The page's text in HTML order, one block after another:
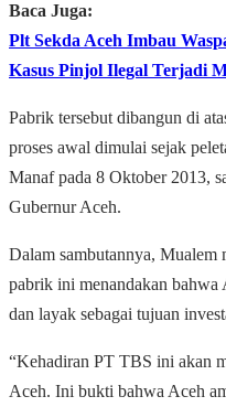
Baca Juga:
Plt Sekda Aceh Imbau
Kasus Pinjol Ilegal Terjadi
Pabrik tersebut dibangun di
proses awal dimulai sejak
Manaf pada 8 Oktober 2013,
Gubernur Aceh.
Dalam sambutannya, Mualem
pabrik ini menandakan bahwa
dan layak sebagai tujuan
“Kehadiran PT TBS ini akan
Aceh. Ini bukti bahwa Aceh